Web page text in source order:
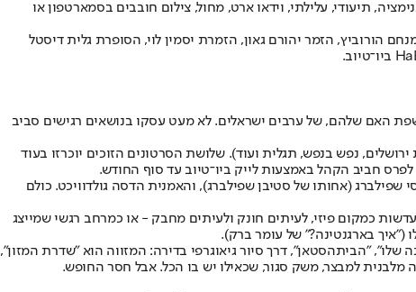
- היצירתיות עוד בוערת, אש התמיד, ואין מסיכה כירורגית שתכבה אותה. 120 שניות כל סרטון. אנימציה, תיעודי, עלילתי, וידאו ארט, מחול, צילום חובבים בסמארטפון או
הורוביץ, הזמר יהורם גאון, הזמרת יסמין לוי, הסופרת גלית דיסטל
האם שלהם, של ערבים ישראלים. לא מעט עסקו בנושאים רגישים סביב
נפש בנפש, תגלית ועוד). שלושת הסרטונים הזוכים יוכרזו בעוד
שפילברג (אחותו של סטיבן שפילברג), והאמנית הדסה גולדוויכט. כולם
כמקום פיזי, לעיתים חונק ולעיתים מחבק - או כמרחב רגשי שמייצג
("איך בארגנטינה?" של עומר ברק).
"הביתהסטאן", דרך סיור גיאוגרפי בדירה: המזווה הוא "שדרת המזון",
למבצר, משק סגור, שכאילו יש בו הכל. אבל חסר החופש.